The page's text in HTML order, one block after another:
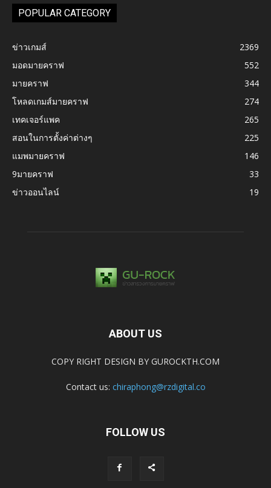
POPULAR CATEGORY
ข่าวเกมส์
2369
มอดมายคราฟ
552
มายคราฟ
344
โหลดเกมส์มายคราฟ
274
เทคเจอร์แพค
265
สอนในการตั้งค่าต่างๆ
225
แมพมายคราฟ
146
9มายคราฟ
33
ข่าวออนไลน์
19
ABOUT US
COPY RIGHT DESIGN BY GUROCKTH.COM
Contact us: chiraphong@rzdigital.co
FOLLOW US